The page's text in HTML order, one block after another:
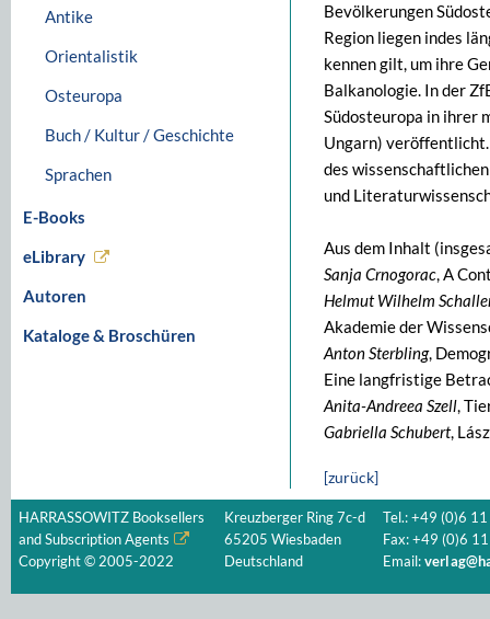
Antike
Orientalistik
Osteuropa
Buch / Kultur / Geschichte
Sprachen
E-Books
eLibrary
Autoren
Kataloge & Broschüren
Bevölkerungen
Region liegen indes
kennen gilt, um ihre
Balkanologie. In der
Südosteuropa in ihrer
Ungarn)
des
und
Aus dem Inhalt
Sanja Crnogorac, A
Helmut Wilhelm
Akademie der
Anton Sterbling,
Eine langfristige
Anita-Andreea Szell,
Gabriella Schubert,
[zurück]
HARRASSOWITZ Booksellers
and Subscription Agents
Copyright © 2005-2022
Kreuzberger Ring 7c-d
65205 Wiesbaden
Deutschland
Tel.: +49 (0)6
Fax: +49 (0)6
Email: